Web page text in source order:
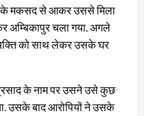
के मकसद से आकर उससे मिला
अम्बिकापुर चला गया. अगले
को साथ लेकर उसके घर
के नाम पर उसने उसे कुछ
उसके बाद आरोपियों ने उसके